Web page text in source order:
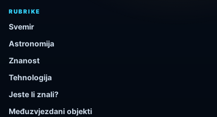
RUBRIKE
Svemir
Astronomija
Znanost
Tehnologija
Jeste li znali?
Međuzvjezdani objekti